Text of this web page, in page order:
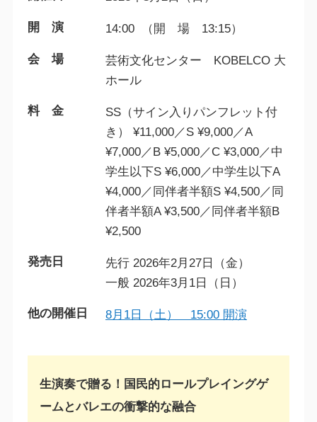
開 演 14:00 （開 場 13:15）
会 場
芸術文化センター KOBELCO 大
ホール
料 金
SS（サイン入りパンフレット付
き） ¥11,000／S ¥9,000／A
¥7,000／B ¥5,000／C ¥3,000／中
学生以下S ¥6,000／中学生以下A
¥4,000／同伴者半額S ¥4,500／同
伴者半額A ¥3,500／同伴者半額B
¥2,500
発売日
先行 2026年2月27日（金）
一般 2026年3月1日（日）
他の開催日 8月1日（土） 15:00 開演
生演奏で贈る！国民的ロールプレイングゲ
ームとバレエの衝撃的な融合